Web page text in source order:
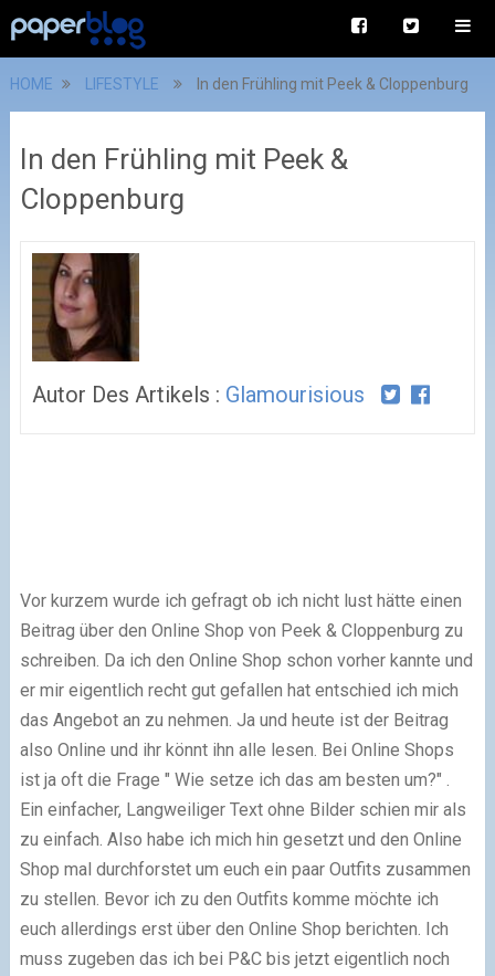
HOME LIFESTYLE In den Frühling mit Peek & Cloppenburg
In den Frühling mit Peek &
Cloppenburg
Autor Des Artikels : Glamourisious
Vor kurzem wurde ich gefragt ob ich nicht lust hätte einen
Beitrag über den Online Shop von Peek & Cloppenburg zu
schreiben. Da ich den Online Shop schon vorher kannte und
er mir eigentlich recht gut gefallen hat entschied ich mich
das Angebot an zu nehmen. Ja und heute ist der Beitrag
also Online und ihr könnt ihn alle lesen. Bei Online Shops
ist ja oft die Frage " Wie setze ich das am besten um?" .
Ein einfacher, Langweiliger Text ohne Bilder schien mir als
zu einfach. Also habe ich mich hin gesetzt und den Online
Shop mal durchforstet um euch ein paar Outfits zusammen
zu stellen. Bevor ich zu den Outfits komme möchte ich
euch allerdings erst über den Online Shop berichten. Ich
muss zugeben das ich bei P&C bis jetzt eigentlich noch